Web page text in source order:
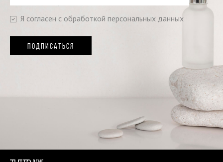
Я согласен с обработкой персональных данных
ПОДПИСАТЬСЯ